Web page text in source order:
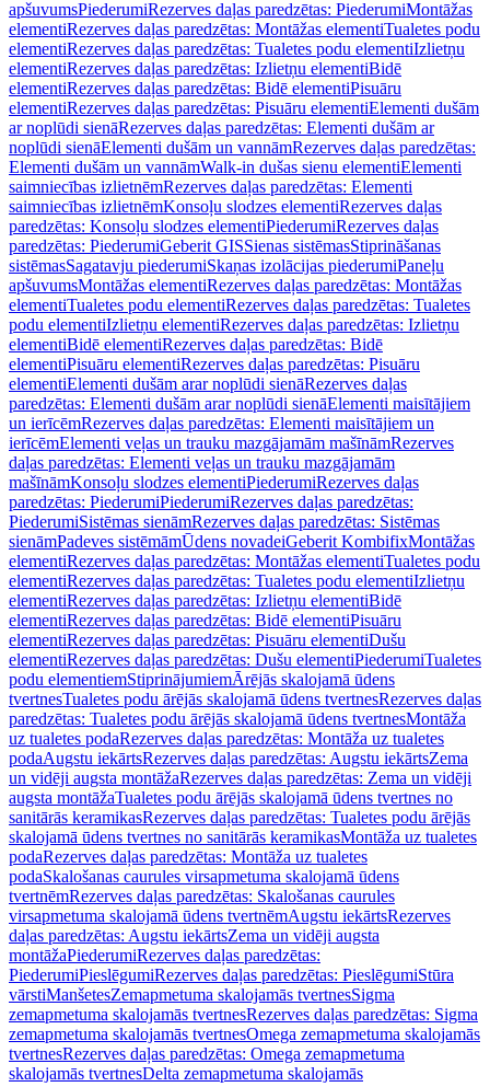
apšuvumsPiederumiRezerves daļas paredzētas: PiederumiMontāžas
elementiRezerves daļas paredzētas: Montāžas elementiTualetes podu
elementiRezerves daļas paredzētas: Tualetes podu elementiIzlietņu
elementiRezerves daļas paredzētas: Izlietņu elementiBidē
elementiRezerves daļas paredzētas: Bidē elementiPisuāru
elementiRezerves daļas paredzētas: Pisuāru elementiElementi dušām
ar noplūdi sienāRezerves daļas paredzētas: Elementi dušām ar
noplūdi sienāElementi dušām un vannāmRezerves daļas paredzētas:
Elementi dušām un vannāmWalk-in dušas sienu elementiElementi
saimniecības izlietnēmRezerves daļas paredzētas: Elementi
saimniecības izlietnēmKonsoļu slodzes elementiRezerves daļas
paredzētas: Konsoļu slodzes elementiPiederumiRezerves daļas
paredzētas: PiederumiGeberit GISSienas sistēmasStiprināšanas
sistēmasSagatavju piederumiSkaņas izolācijas piederumiPaneļu
apšuvumsMontāžas elementiRezerves daļas paredzētas: Montāžas
elementiTualetes podu elementiRezerves daļas paredzētas: Tualetes
podu elementiIzlietņu elementiRezerves daļas paredzētas: Izlietņu
elementiBidē elementiRezerves daļas paredzētas: Bidē
elementiPisuāru elementiRezerves daļas paredzētas: Pisuāru
elementiElementi dušām arar noplūdi sienāRezerves daļas
paredzētas: Elementi dušām arar noplūdi sienāElementi maisītājiem
un ierīcēmRezerves daļas paredzētas: Elementi maisītājiem un
ierīcēmElementi veļas un trauku mazgājamām mašīnāmRezerves
daļas paredzētas: Elementi veļas un trauku mazgājamām
mašīnāmKonsoļu slodzes elementiPiederumiRezerves daļas
paredzētas: PiederumiPiederumiRezerves daļas paredzētas:
PiederumiSistēmas sienāmRezerves daļas paredzētas: Sistēmas
sienāmPadeves sistēmāmŪdens novadeiGeberit KombifixMontāžas
elementiRezerves daļas paredzētas: Montāžas elementiTualetes podu
elementiRezerves daļas paredzētas: Tualetes podu elementiIzlietņu
elementiRezerves daļas paredzētas: Izlietņu elementiBidē
elementiRezerves daļas paredzētas: Bidē elementiPisuāru
elementiRezerves daļas paredzētas: Pisuāru elementiDušu
elementiRezerves daļas paredzētas: Dušu elementiPiederumiTualetes
podu elementiemStiprinājumiemĀrējās skalojamā ūdens
tvertnesTualetes podu ārējās skalojamā ūdens tvertnesRezerves daļas
paredzētas: Tualetes podu ārējās skalojamā ūdens tvertnesMontāža
uz tualetes podaRezerves daļas paredzētas: Montāža uz tualetes
podaAugstu iekārtsRezerves daļas paredzētas: Augstu iekārtsZema
un vidēji augsta montāžaRezerves daļas paredzētas: Zema un vidēji
augsta montāžaTualetes podu ārējās skalojamā ūdens tvertnes no
sanitārās keramikasRezerves daļas paredzētas: Tualetes podu ārējās
skalojamā ūdens tvertnes no sanitārās keramikasMontāža uz tualetes
podaRezerves daļas paredzētas: Montāža uz tualetes
podaSkalošanas caurules virsapmetuma skalojamā ūdens
tvertnēmRezerves daļas paredzētas: Skalošanas caurules
virsapmetuma skalojamā ūdens tvertnēmAugstu iekārtsRezerves
daļas paredzētas: Augstu iekārtsZema un vidēji augsta
montāžaPiederumiRezerves daļas paredzētas:
PiederumiPieslēgumiRezerves daļas paredzētas: PieslēgumiStūra
vārstiManšetesZemapmetuma skalojamās tvertnesSigma
zemapmetuma skalojamās tvertnesRezerves daļas paredzētas: Sigma
zemapmetuma skalojamās tvertnesOmega zemapmetuma skalojamās
tvertnesRezerves daļas paredzētas: Omega zemapmetuma
skalojamās tvertnesDelta zemapmetuma skalojamās